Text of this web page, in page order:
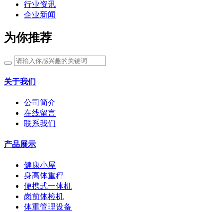
行业资讯
企业新闻
为你推荐
关于我们
公司简介
在线留言
联系我们
产品展示
健康小屋
身高体重秤
便携式一体机
岗前体检机
体重管理设备